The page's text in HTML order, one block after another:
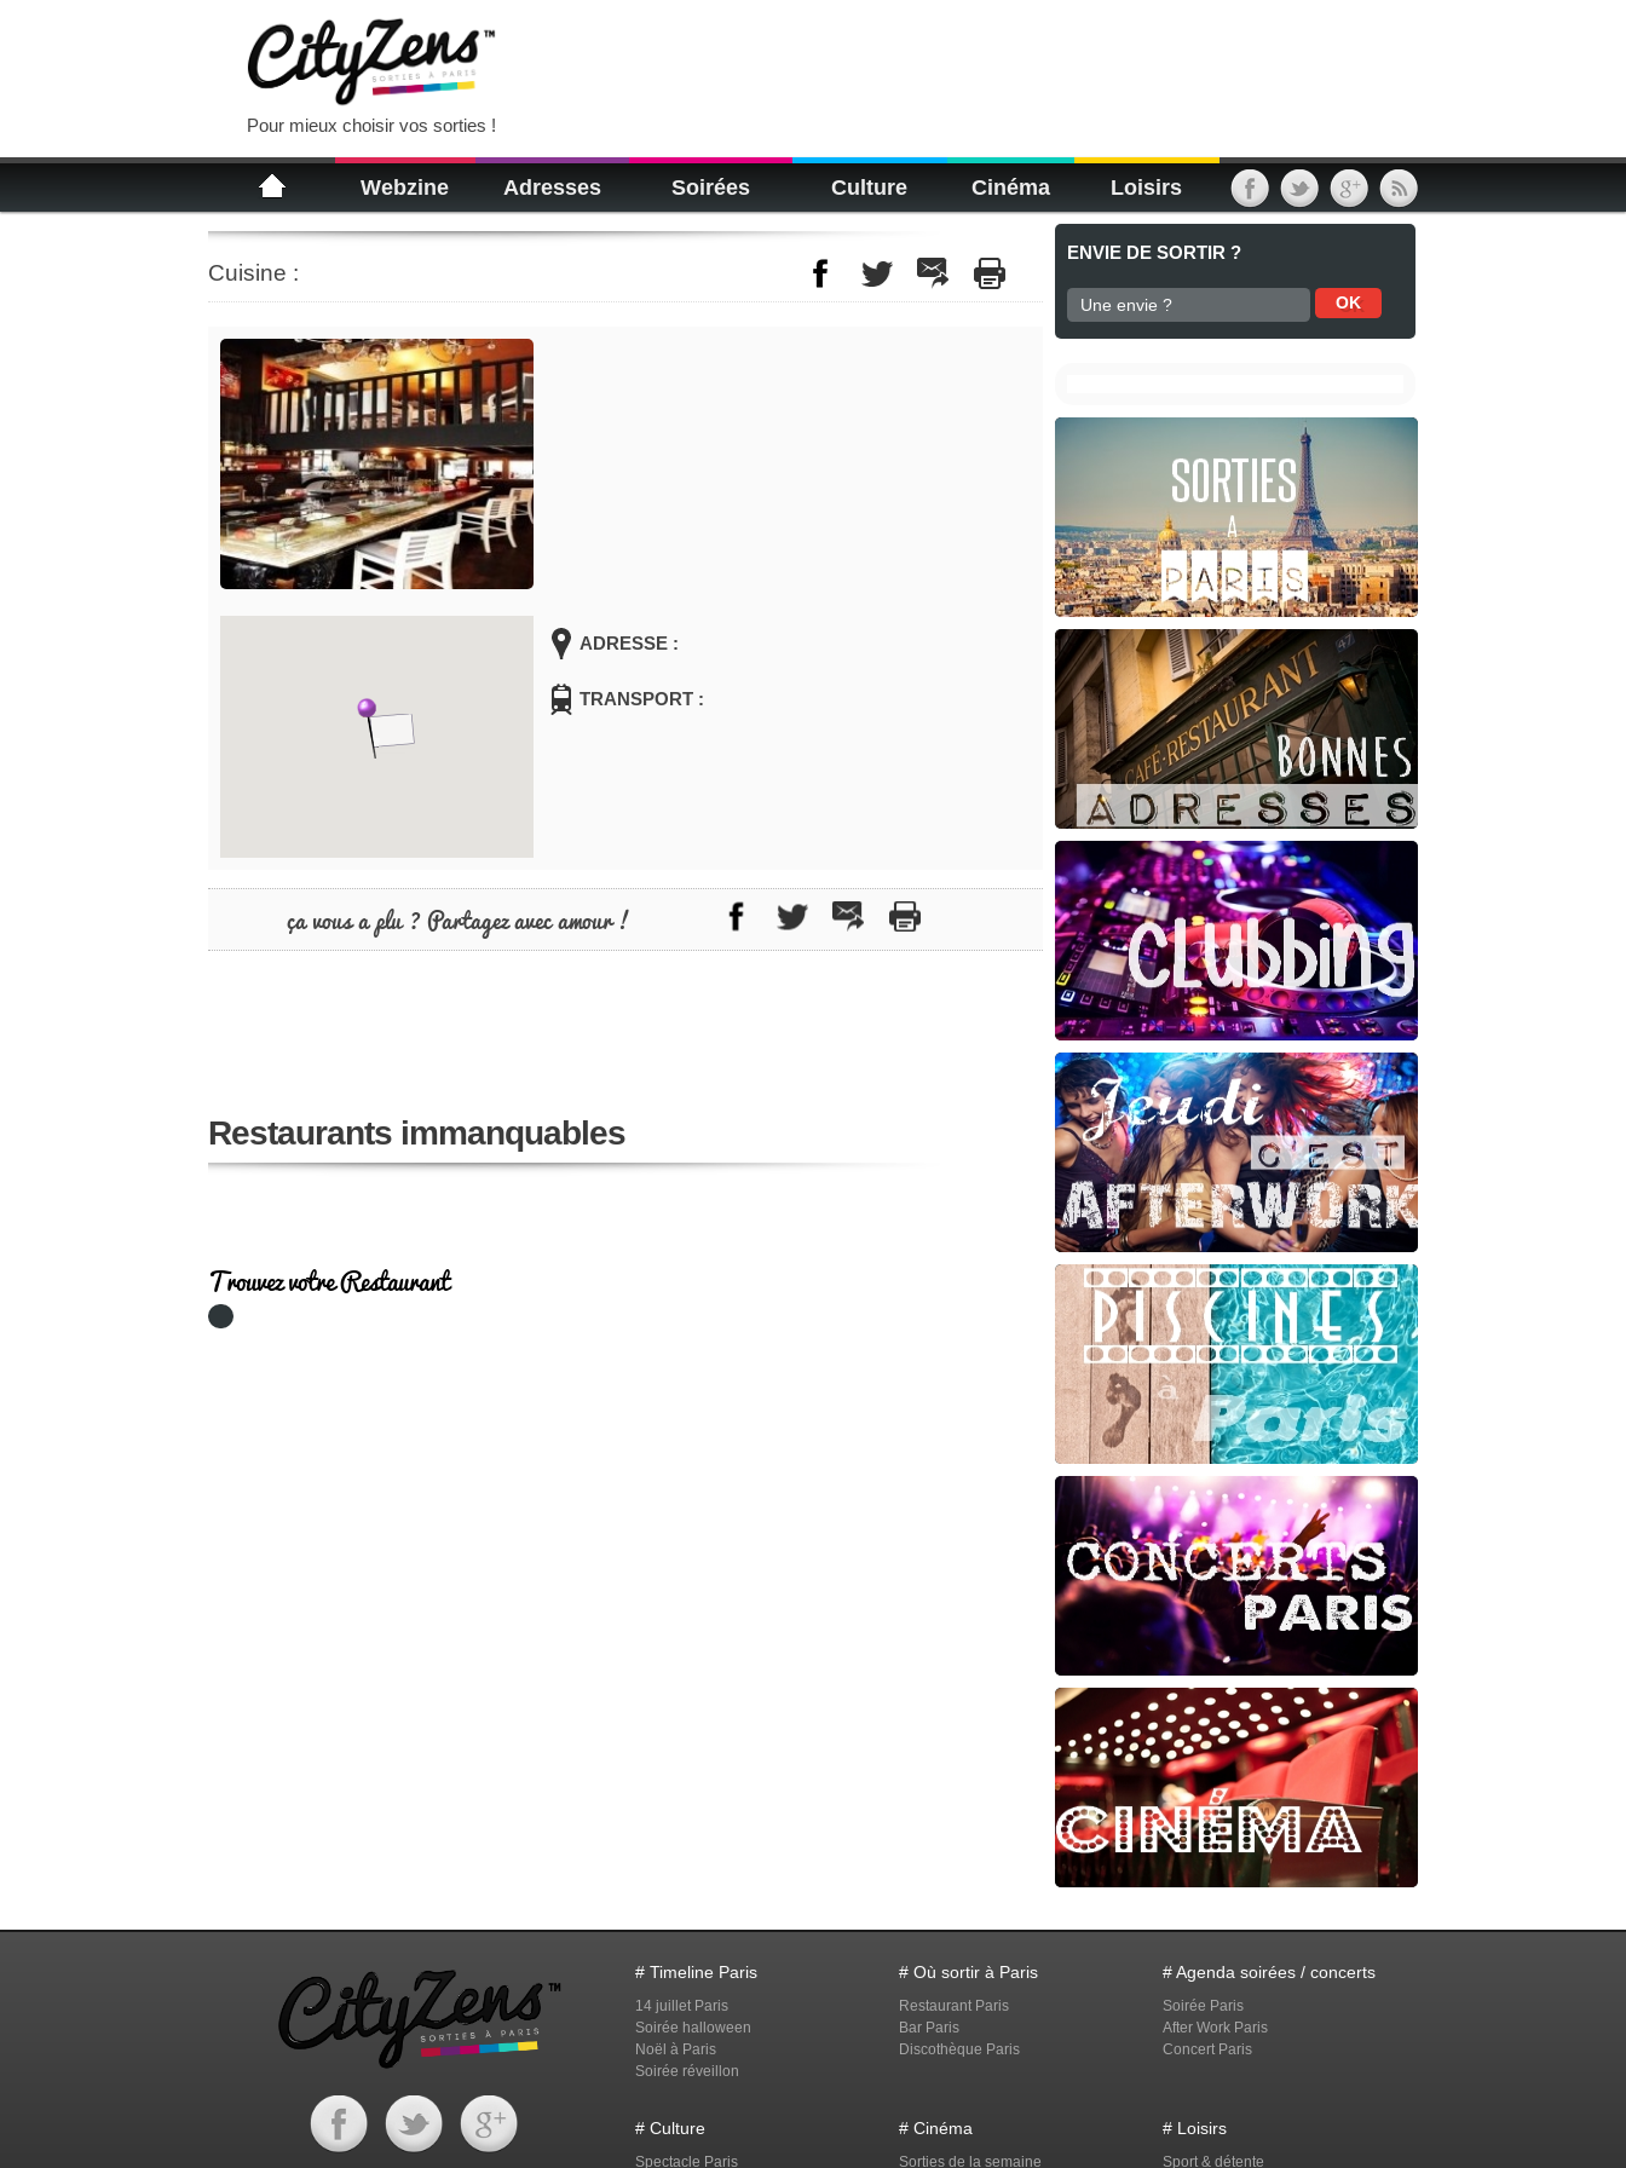
Pour mieux choisir vos sorties !
Webzine Adresses Soirées Culture Cinéma Loisirs
Cuisine :
ADRESSE :
TRANSPORT :
ça vous a plu ? Partagez avec amour !
Restaurants immanquables
Trouvez votre Restaurant
ENVIE DE SORTIR ?
# Timeline Paris
14 juillet Paris
Soirée halloween
Noël à Paris
Soirée réveillon
# Où sortir à Paris
Restaurant Paris
Bar Paris
Discothèque Paris
# Agenda soirées / concerts
Soirée Paris
After Work Paris
Concert Paris
# Culture
Spectacle Paris
# Cinéma
Sorties de la semaine
# Loisirs
Sport & détente